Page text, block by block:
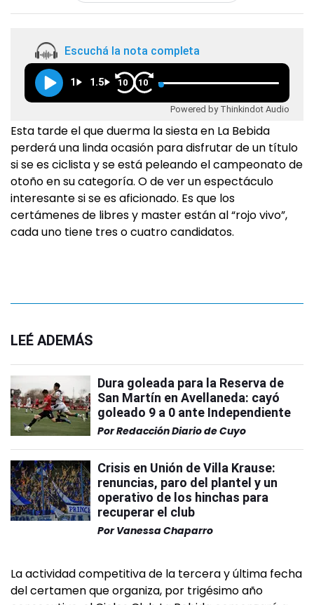
Escuchá la nota completa
1 1.5 10 10
Powered by Thinkindot Audio
Esta tarde el que duerma la siesta en La Bebida
perderá una linda ocasión para disfrutar de un título
si se es ciclista y se está peleando el campeonato de
otoño en su categoría. O de ver un espectáculo
interesante si se es aficionado. Es que los
certámenes de libres y master están al “rojo vivo”,
cada uno tiene tres o cuatro candidatos.
LEÉ ADEMÁS
Dura goleada para la Reserva de
San Martín en Avellaneda: cayó
goleado 9 a 0 ante Independiente
PorRedacción Diario de Cuyo
Crisis en Unión de Villa Krause:
renuncias, paro del plantel y un
operativo de los hinchas para
recuperar el club
Por Vanessa Chaparro
La actividad competitiva de la tercera y última fecha
del certamen que organiza, por trigésimo año